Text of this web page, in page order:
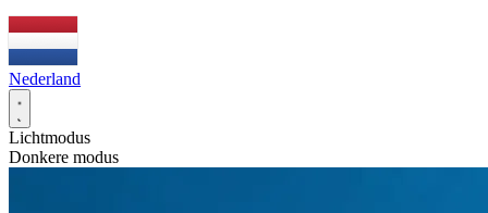
Nederland
Lichtmodus
Donkere modus